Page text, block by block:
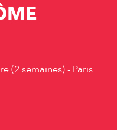
(2 semaines) - Paris